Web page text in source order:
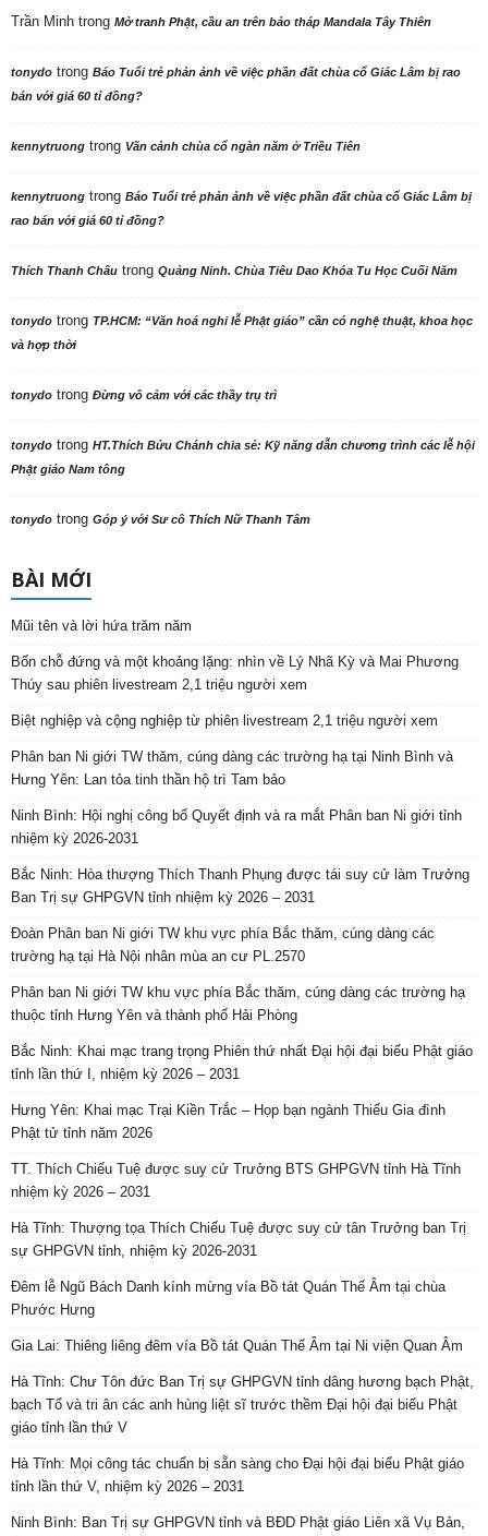
Trần Minh trong Mở tranh Phật, cầu an trên bảo tháp Mandala Tây Thiên
tonydo trong Báo Tuổi trẻ phản ảnh về việc phần đất chùa cổ Giác Lâm bị rao
bán với giá 60 tỉ đồng?
kennytruong trong Vãn cảnh chùa cổ ngàn năm ở Triều Tiên
kennytruong trong Báo Tuổi trẻ phản ảnh về việc phần đất chùa cổ Giác Lâm bị
rao bán với giá 60 tỉ đồng?
Thích Thanh Châu trong Quảng Ninh. Chùa Tiêu Dao Khóa Tu Học Cuối Năm
tonydo trong TP.HCM: “Văn hoá nghi lễ Phật giáo” cần có nghệ thuật, khoa học
và hợp thời
tonydo trong Đừng vô cảm với các thầy trụ trì
tonydo trong HT.Thích Bửu Chánh chia sẻ: Kỹ năng dẫn chương trình các lễ hội
Phật giáo Nam tông
tonydo trong Góp ý với Sư cô Thích Nữ Thanh Tâm
BÀI MỚI
Mũi tên và lời hứa trăm năm
Bốn chỗ đứng và một khoảng lặng: nhìn về Lý Nhã Kỳ và Mai Phương
Thúy sau phiên livestream 2,1 triệu người xem
Biệt nghiệp và cộng nghiệp từ phiên livestream 2,1 triệu người xem
Phân ban Ni giới TW thăm, cúng dàng các trường hạ tại Ninh Bình và
Hưng Yên: Lan tỏa tinh thần hộ trì Tam bảo
Ninh Bình: Hội nghị công bố Quyết định và ra mắt Phân ban Ni giới tỉnh
nhiệm kỳ 2026-2031
Bắc Ninh: Hòa thượng Thích Thanh Phụng được tái suy cử làm Trưởng
Ban Trị sự GHPGVN tỉnh nhiệm kỳ 2026 – 2031
Đoàn Phân ban Ni giới TW khu vực phía Bắc thăm, cúng dàng các
trường hạ tại Hà Nội nhân mùa an cư PL.2570
Phân ban Ni giới TW khu vực phía Bắc thăm, cúng dàng các trường hạ
thuộc tỉnh Hưng Yên và thành phố Hải Phòng
Bắc Ninh: Khai mạc trang trọng Phiên thứ nhất Đại hội đại biểu Phật giáo
tỉnh lần thứ I, nhiệm kỳ 2026 – 2031
Hưng Yên: Khai mạc Trại Kiền Trắc – Họp bạn ngành Thiếu Gia đình
Phật tử tỉnh năm 2026
TT. Thích Chiếu Tuệ được suy cử Trưởng BTS GHPGVN tỉnh Hà Tĩnh
nhiệm kỳ 2026 – 2031
Hà Tĩnh: Thượng tọa Thích Chiếu Tuệ được suy cử tân Trưởng ban Trị
sự GHPGVN tỉnh, nhiệm kỳ 2026-2031
Đêm lễ Ngũ Bách Danh kính mừng vía Bồ tát Quán Thế Âm tại chùa
Phước Hưng
Gia Lai: Thiêng liêng đêm vía Bồ tát Quán Thế Âm tại Ni viện Quan Âm
Hà Tĩnh: Chư Tôn đức Ban Trị sự GHPGVN tỉnh dâng hương bạch Phật,
bạch Tổ và tri ân các anh hùng liệt sĩ trước thềm Đại hội đại biểu Phật
giáo tỉnh lần thứ V
Hà Tĩnh: Mọi công tác chuẩn bị sẵn sàng cho Đại hội đại biểu Phật giáo
tỉnh lần thứ V, nhiệm kỳ 2026 – 2031
Ninh Bình: Ban Trị sự GHPGVN tỉnh và BĐD Phật giáo Liên xã Vụ Bản,